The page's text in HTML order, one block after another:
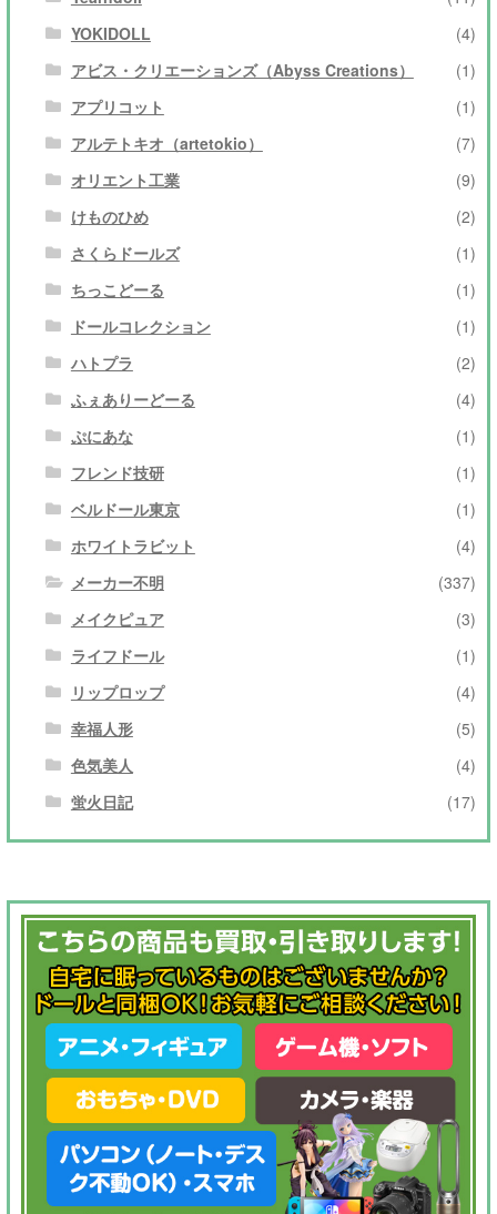
YOKIDOLL
(4)
アビス・クリエーションズ（Abyss Creations）
(1)
アプリコット
(1)
アルテトキオ（artetokio）
(7)
オリエント工業
(9)
けものひめ
(2)
さくらドールズ
(1)
ちっこどーる
(1)
ドールコレクション
(1)
ハトプラ
(2)
ふぇありーどーる
(4)
ぷにあな
(1)
フレンド技研
(1)
ベルドール東京
(1)
ホワイトラビット
(4)
メーカー不明
(337)
メイクピュア
(3)
ライフドール
(1)
リップロップ
(4)
幸福人形
(5)
色気美人
(4)
蛍火日記
(17)